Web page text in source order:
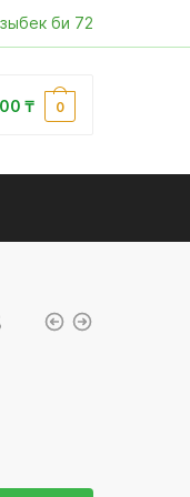
би 72
₸ 0